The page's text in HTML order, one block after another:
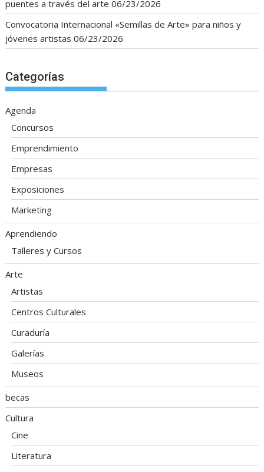
puentes a través del arte 06/23/2026
Convocatoria Internacional «Semillas de Arte» para niños y
jóvenes artistas 06/23/2026
Categorías
Agenda
Concursos
Emprendimiento
Empresas
Exposiciones
Marketing
Aprendiendo
Talleres y Cursos
Arte
Artistas
Centros Culturales
Curaduría
Galerías
Museos
becas
Cultura
Cine
Literatura